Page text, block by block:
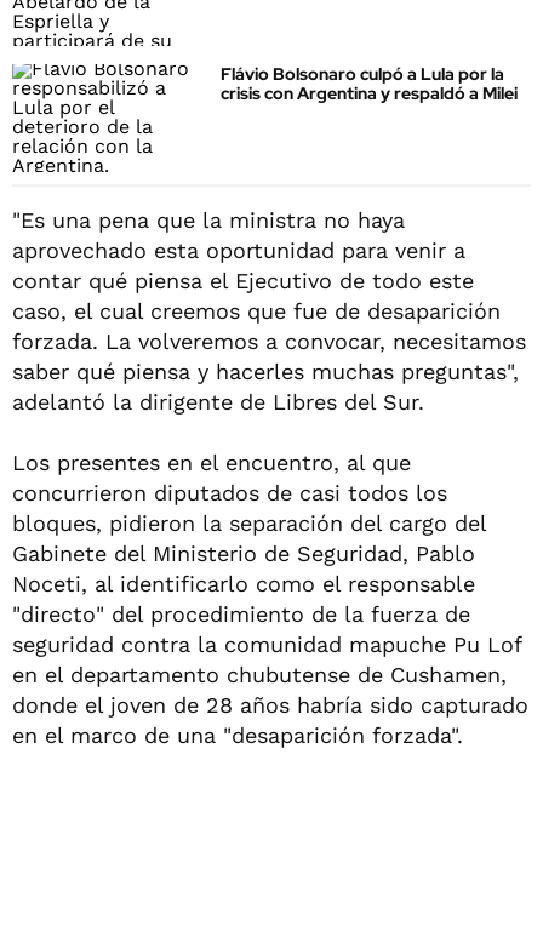
Flávio Bolsonaro culpó a Lula por la
crisis con Argentina y respaldó a Milei
"Es una pena que la ministra no haya
aprovechado esta oportunidad para venir a
contar qué piensa el Ejecutivo de todo este
caso, el cual creemos que fue de desaparición
forzada. La volveremos a convocar, necesitamos
saber qué piensa y hacerles muchas preguntas",
adelantó la dirigente de Libres del Sur.
Los presentes en el encuentro, al que
concurrieron diputados de casi todos los
bloques, pidieron la separación del cargo del
Gabinete del Ministerio de Seguridad, Pablo
Noceti, al identificarlo como el responsable
"directo" del procedimiento de la fuerza de
seguridad contra la comunidad mapuche Pu Lof
en el departamento chubutense de Cushamen,
donde el joven de 28 años habría sido capturado
en el marco de una "desaparición forzada".